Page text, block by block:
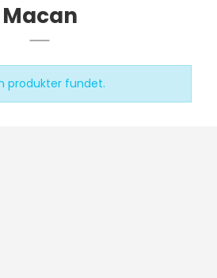
Macan
produkter fundet.